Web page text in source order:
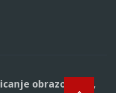
obrazovanja,